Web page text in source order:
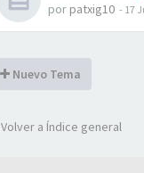
por patxig10 - 17
Nuevo Tema
Volver a Índice general